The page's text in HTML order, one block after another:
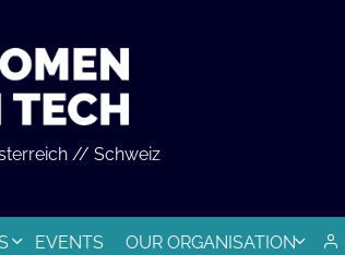
// Schweiz
EVENTS
OUR ORGANISATION